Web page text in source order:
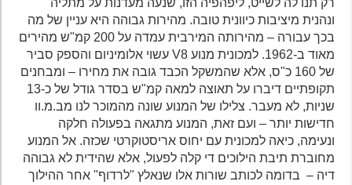
רק תנו לה לשייט, ליפהפיה הזו, שנעה מעדנות על מתליה
ונהנית מיציבות כיוונית טובה. מהירות גבוהה היא עניין של מה
בכך עבורה – מהירותה המירבית עמדה על 200 קמ"ש מהירים
מאוד ב-1962. למכונית מנוע V8 עשוי אלומיניום והספק סביר
של 160 כ"ס, אלא שהמשקל הכבד גובה את מחירו – ומבחנים
תקופתיים דיברו על תאוצה למאה קמ"ש בסדר גודל של כ-13
שניות, לא מעבר. צלילו של המנוע שונה מהמוכר לנו מב.מ.וו
חדישות יותר – ועם זאת, המנוע מתגאה בפעולה חלקה
ונעימה, כיאה למכונית עם יחוס אריסטוקרטי שכזה. אל המנוע
מחוברת תיבת הילוכים די קלה לפעול, אלא שהידית לא גבוהה
דיה – בדומה לכותב שורות אלו שנאלץ "לרדוף" אחר ההילוך